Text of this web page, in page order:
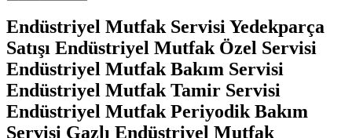
Endüstriyel Mutfak Servisi Yedekparça
Satışı Endüstriyel Mutfak Özel Servisi
Endüstriyel Mutfak Bakım Servisi
Endüstriyel Mutfak Tamir Servisi
Endüstriyel Mutfak Periyodik Bakım
Servisi Gazlı Endüstriyel Mutfak